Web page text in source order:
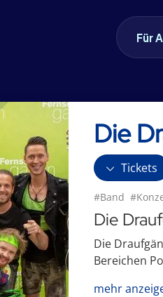
Für
Die
Tickets
#Band
Die
Die
Bereichen
mehr